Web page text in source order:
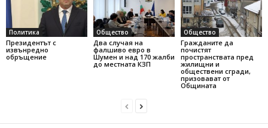
Политика
Президентът с
извънредно
обръщение
Общество
Два случая на
фалшиво евро в
Шумен и над 170 жалби
до местната КЗП
Общество
Гражданите да
почистят
пространствата пред
жилищни и
обществени сгради,
призовават от
Общината